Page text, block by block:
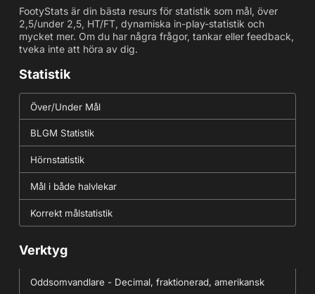
FootyStats är din bästa resurs för statistik som mål, över
2,5/under 2,5, HT/FT, dynamiska in-play-statistik och
mycket mer. Om du har några frågor, tankar eller feedback,
tveka inte att höra av dig.
Statistik
Över/Under Mål
BLGM Statistik
Hörnstatistik
Mål i både halvlekar
Korrekt målstatistik
Verktyg
Oddsomvandlare - Decimal, fraktionerad, amerikansk